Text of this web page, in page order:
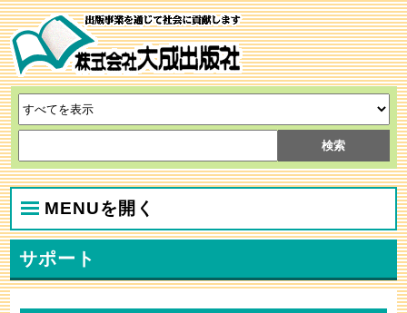
MENUを開く
サポート